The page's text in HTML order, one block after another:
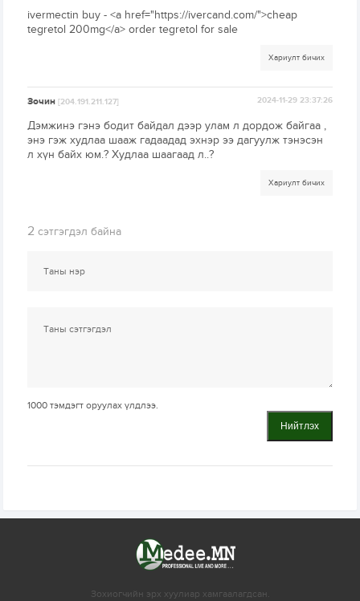
ivermectin buy - <a href="https://ivercand.com/">cheap
tegretol 200mg</a> order tegretol for sale
Хариулт бичих
Зочин[204.191.211.127] 2024-11-29 23:37:26
Дэмжинэ гэнэ бодит байдал дээр улам л дордож байгаа ,
энэ гэж худлаа шааж гадаадад эхнэр ээ дагуулж тэнэсэн
л хүн байх юм.? Худлаа шаагаад л..?
Хариулт бичих
2 сэтгэгдэл байна
1000 тэмдэгт оруулах үлдлээ.
Нийтлэх
Зохиогчийн эрх хуулиар хамгаалагдсан.